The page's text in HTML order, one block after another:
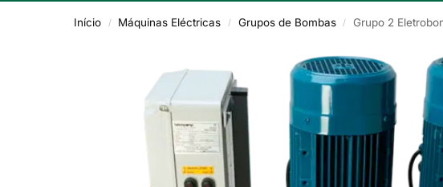
Início / Máquinas Eléctricas / Grupos de Bombas / Grupo 2